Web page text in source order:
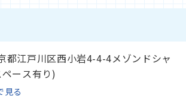
都江戸川区西小岩4-4-4メゾンドシャ
ース有り)
見る